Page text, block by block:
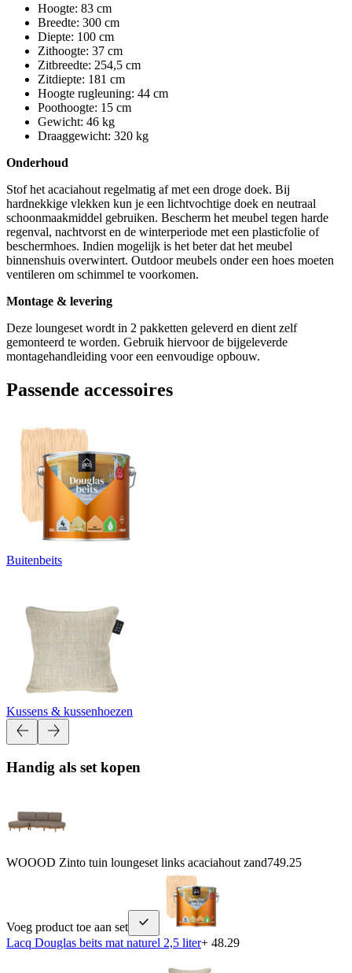
Hoogte: 83 cm
Breedte: 300 cm
Diepte: 100 cm
Zithoogte: 37 cm
Zitbreedte: 254,5 cm
Zitdiepte: 181 cm
Hoogte rugleuning: 44 cm
Poothoogte: 15 cm
Gewicht: 46 kg
Draaggewicht: 320 kg
Onderhoud
Stof het acaciahout regelmatig af met een droge doek. Bij
hardnekkige vlekken kun je een lichtvochtige doek en neutraal
schoonmaakmiddel gebruiken. Bescherm het meubel tegen harde
regenval, nachtvorst en de winterperiode met een plasticfolie of
beschermhoes. Indien mogelijk is het beter dat het meubel
binnenshuis overwintert. Outdoor meubels onder een hoes moeten
ventileren om schimmel te voorkomen.
Montage & levering
Deze loungeset wordt in 2 pakketten geleverd en dient zelf
gemonteerd te worden. Gebruik hiervoor de bijgeleverde
montagehandleiding voor een eenvoudige opbouw.
Passende accessoires
Buitenbeits
Kussens & kussenhoezen
Handig als set kopen
WOOOD Zinto tuin loungeset links acaciahout zand749.25
Voeg product toe aan set
Lacq Douglas beits mat naturel 2,5 liter+ 48.29